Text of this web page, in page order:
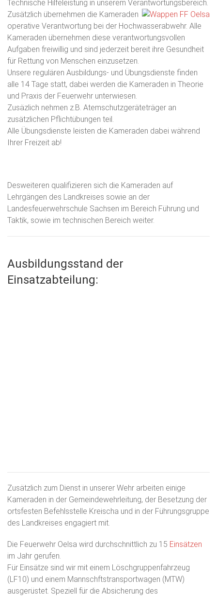
Technische Hilfeleistung in unserem Verantwortungsbereich.
Zusätzlich übernehmen die Kameraden
operative Verantwortung bei der Hochwasserabwehr. Alle
Kameraden übernehmen diese verantwortungsvollen
Aufgaben freiwillig und sind jederzeit bereit ihre Gesundheit
für Rettung von Menschen einzusetzen.
Unsere regulären Ausbildungs- und Übungsdienste finden
alle 14 Tage statt, dabei werden die Kameraden in Theorie
und Praxis der Feuerwehr unterwiesen.
Zusäzlich nehmen z.B. Atemschutzgeräteträger an
zusätzlichen Pflichtübungen teil.
Alle Übungsdienste leisten die Kameraden dabei während
Ihrer Freizeit ab!
Desweiteren qualifizieren sich die Kameraden auf
Lehrgängen des Landkreises sowie an der
Landesfeuerwehrschule Sachsen im Bereich Führung und
Taktik, sowie im technischen Bereich weiter.
Ausbildungsstand der
Einsatzabteilung:
Zusätzlich zum Dienst in unserer Wehr arbeiten einige
Kameraden in der Gemeindewehrleitung, der Besetzung der
ortsfesten Befehlsstelle Kreischa und in der Führungsgruppe
des Landkreises engagiert mit.
Die Feuerwehr Oelsa wird durchschnittlich zu 15 Einsätzen
im Jahr gerufen.
Für Einsätze sind wir mit einem Löschgruppenfahrzeug
(LF10) und einem Mannschftstransportwagen (MTW)
ausgerüstet. Speziell für die Absicherung des